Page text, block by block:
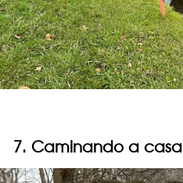
7. Caminando a casa